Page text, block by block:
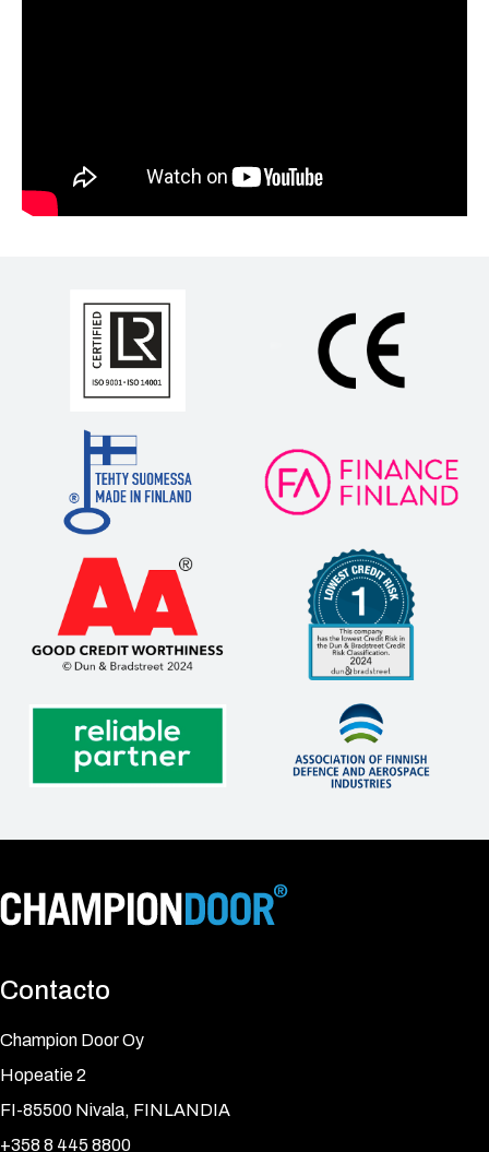
Contacto
Champion Door Oy
Hopeatie 2
FI-85500 Nivala, FINLANDIA
+358 8 445 8800